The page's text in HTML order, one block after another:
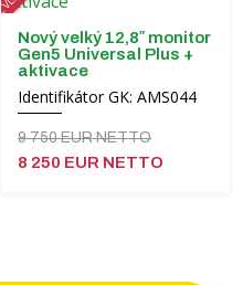
Nový velký 12,8″ monitor
Gen5 Universal Plus +
aktivace
Identifikátor GK: AMS044
9 750 EUR NETTO
8 250 EUR NETTO